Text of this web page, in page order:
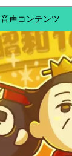
音声コンテンツ